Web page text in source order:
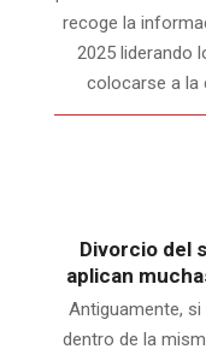
recoge la
2025 liderando
colocarse a la
Divorcio del
aplican
Antiguamente,
dentro de la